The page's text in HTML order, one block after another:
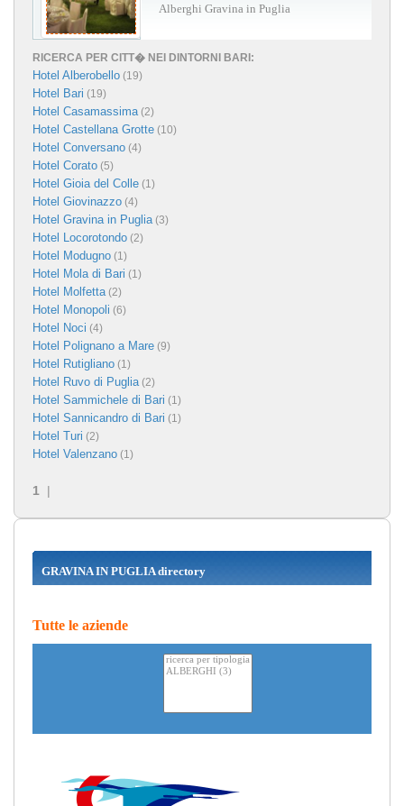
Alberghi Gravina in Puglia
RICERCA PER CITT� NEI DINTORNI BARI:
Hotel Alberobello (19)
Hotel Bari (19)
Hotel Casamassima(2)
Hotel Castellana Grotte (10)
Hotel Conversano (4)
Hotel Corato (5)
Hotel Gioia del Colle (1)
Hotel Giovinazzo (4)
Hotel Gravina in Puglia(3)
Hotel Locorotondo (2)
Hotel Modugno (1)
Hotel Mola di Bari (1)
Hotel Molfetta(2)
Hotel Monopoli (6)
Hotel Noci (4)
Hotel Polignano a Mare (9)
Hotel Rutigliano (1)
Hotel Ruvo di Puglia(2)
Hotel Sammichele di Bari (1)
Hotel Sannicandro di Bari (1)
Hotel Turi (2)
Hotel Valenzano (1)
1 |
GRAVINA IN PUGLIA directory
Tutte le aziende